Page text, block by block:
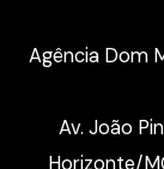
Agência Dom
Av. João
Horizonte/